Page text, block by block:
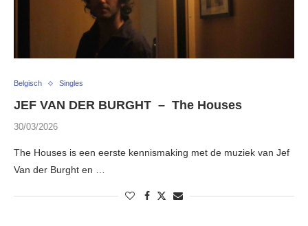
Belgisch Singles
JEF VAN DER BURGHT – The Houses
30/03/2026
The Houses is een eerste kennismaking met de muziek van Jef
Van der Burght en …